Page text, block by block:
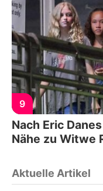
9
Nach Eric
Nähe zu Witwe
Aktuelle Artikel